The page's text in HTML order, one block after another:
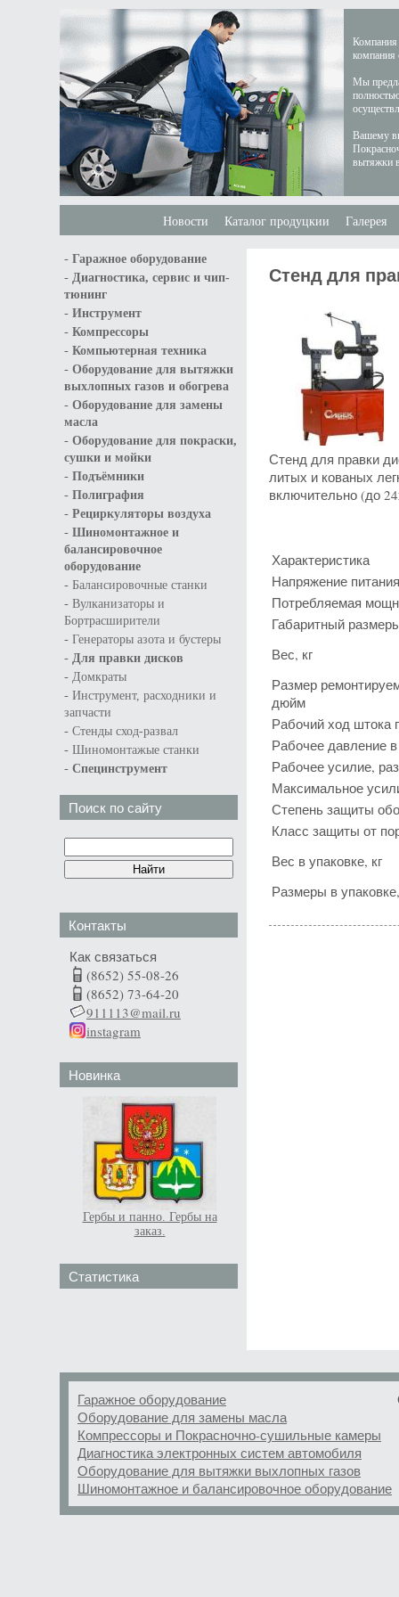
Компания
компания
Мы
Вашему
вытяжки
Новости Каталог продуцкии Галерея
- Гаражное оборудование
- Диагностика, сервис и чип-
тюнинг
- Инструмент
- Компрессоры
- Компьютерная техника
- Оборудование для вытяжки
выхлопных газов и обогрева
- Оборудование для замены
масла
- Оборудование для покраски,
сушки и мойки
- Подъёмники
- Полиграфия
- Рециркуляторы воздуха
- Шиномонтажное и
балансировочное
оборудование
- Балансировочные станки
- Вулканизаторы и
Бортрасширители
- Генераторы азота и бустеры
- Для правки дисков
- Домкраты
- Инструмент, расходники и
запчасти
- Стенды сход-развал
- Шиномонтажые станки
- Специнструмент
Поиск по сайту
Контакты
Как связаться
(8652) 55-08-26
(8652) 73-64-20
911113@mail.ru
instagram
Новинка
Гербы и панно. Гербы на
заказ.
Статистика
Стенд для
Стенд для правки
литых и кованых
включительно (до
Характеристика
Напряжение
Потребляемая
Габаритный
Вес, кг
Размер
дюйм
Рабочий ход штока
Рабочее давление в
Рабочее усилие,
Максимальное
Степень защиты
Класс защиты от
Вес в упаковке, кг
Размеры в
Гаражное оборудование
Оборудование для замены масла
Компрессоры и Покрасночно-сушильные камеры
Диагностика электронных систем автомобиля
Оборудование для вытяжки выхлопных газов
Шиномонтажное и балансировочное оборудование